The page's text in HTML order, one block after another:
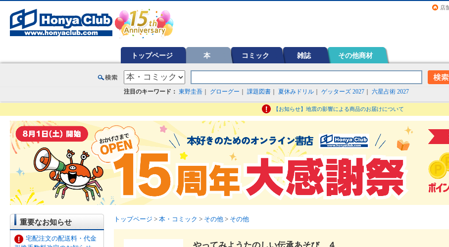
店
トップページ 本 コミック 雑誌 その他商材
注目のキーワード： 東野圭吾 グローグー 課題図書 夏休みドリル ゲッターズ 2027 六星占術 2027
【お知らせ】地震の影響による商品のお届けについて
重要なお知らせ
宅配注文の配送料・代金
トップページ > 本・コミック > その他 > その他